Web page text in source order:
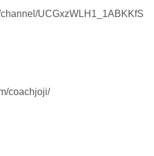
UCGxzWLH1_1ABKKfS
coachjoji/